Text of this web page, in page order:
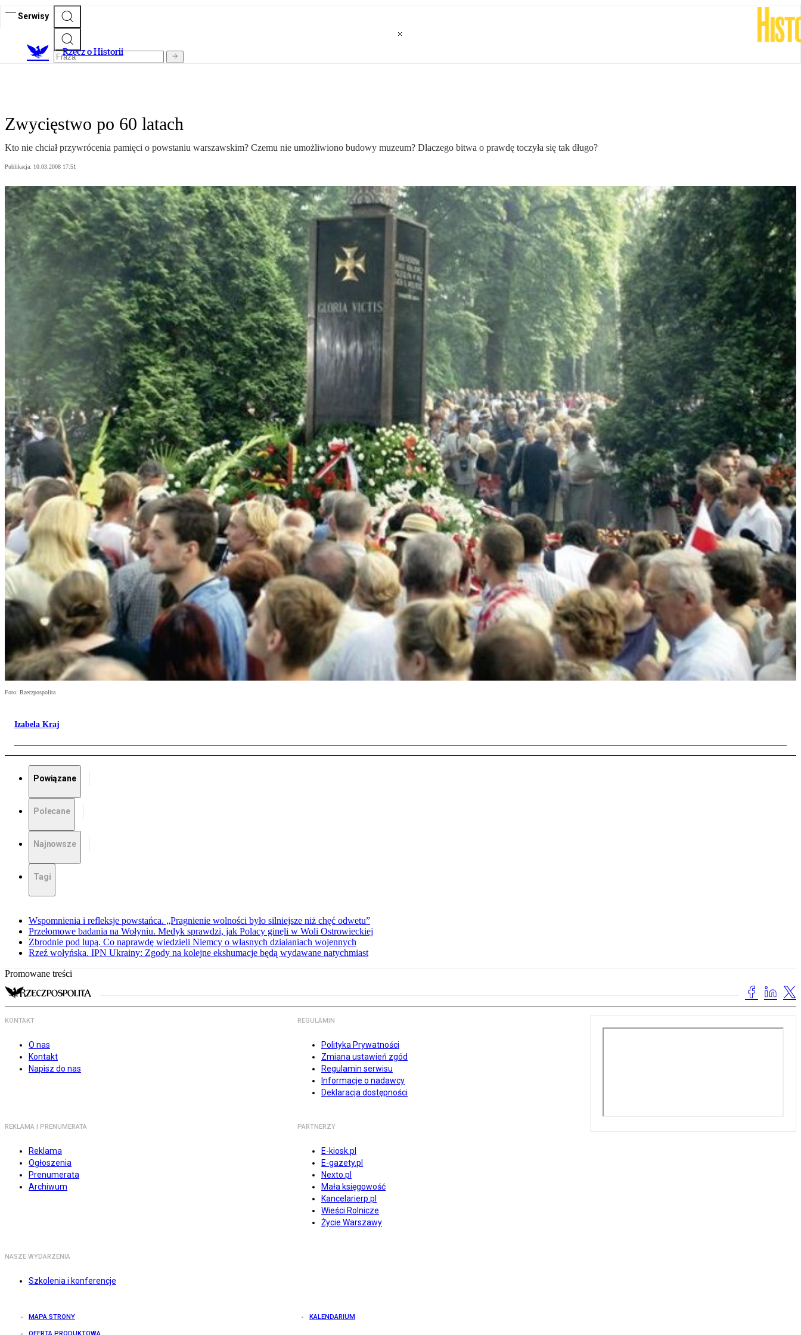
Serwisy
Rzecz o Historii
Zwycięstwo po 60 latach
Kto nie chciał przywrócenia pamięci o powstaniu warszawskim? Czemu nie umożliwiono budowy muzeum? Dlaczego bitwa o prawdę toczyła się tak długo?
Publikacja: 10.03.2008 17:51
Foto: Rzeczpospolita
Izabela Kraj
Powiązane
Polecane
Najnowsze
Tagi
Wspomnienia i refleksje powstańca. „Pragnienie wolności było silniejsze niż chęć odwetu”
Przełomowe badania na Wołyniu. Medyk sprawdzi, jak Polacy ginęli w Woli Ostrowieckiej
Zbrodnie pod lupą. Co naprawdę wiedzieli Niemcy o własnych działaniach wojennych
Rzeź wołyńska. IPN Ukrainy: Zgody na kolejne ekshumacje będą wydawane natychmiast
Promowane treści
KONTAKT
O nas
Kontakt
Napisz do nas
REGULAMIN
Polityka Prywatności
Zmiana ustawień zgód
Regulamin serwisu
Informacje o nadawcy
Deklaracja dostępności
REKLAMA I PRENUMERATA
Reklama
Ogłoszenia
Prenumerata
Archiwum
PARTNERZY
E-kiosk.pl
E-gazety.pl
Nexto.pl
Mała księgowość
Kancelarierp.pl
Wieści Rolnicze
Życie Warszawy
NASZE WYDARZENIA
Szkolenia i konferencje
MAPA STRONY KALENDARIUM